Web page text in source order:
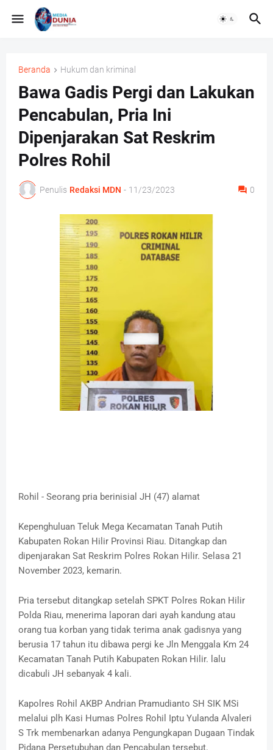
Beranda Hukum dan kriminal
Bawa Gadis Pergi dan Lakukan
Pencabulan, Pria Ini
Dipenjarakan Sat Reskrim
Polres Rohil
Penulis Redaksi MDN - 11/23/2023 0
Rohil - Seorang pria berinisial JH (47) alamat
Kepenghuluan Teluk Mega Kecamatan Tanah Putih
Kabupaten Rokan Hilir Provinsi Riau. Ditangkap dan
dipenjarakan Sat Reskrim Polres Rokan Hilir. Selasa 21
November 2023, kemarin.
Pria tersebut ditangkap setelah SPKT Polres Rokan Hilir
Polda Riau, menerima laporan dari ayah kandung atau
orang tua korban yang tidak terima anak gadisnya yang
berusia 17 tahun itu dibawa pergi ke Jln Menggala Km 24
Kecamatan Tanah Putih Kabupaten Rokan Hilir. lalu
dicabuli JH sebanyak 4 kali.
Kapolres Rohil AKBP Andrian Pramudianto SH SIK MSi
melalui plh Kasi Humas Polres Rohil Iptu Yulanda Alvaleri
S Trk membenarkan adanya Pengungkapan Dugaan Tindak
Pidana Persetubuhan dan Pencabulan tersebut.